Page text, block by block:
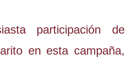
participación de
en esta campaña,